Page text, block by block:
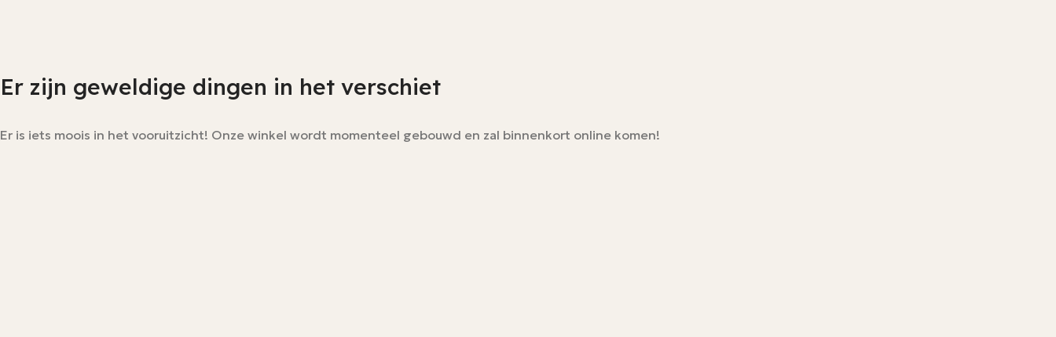
Er zijn geweldige dingen in het verschiet
Er is iets moois in het vooruitzicht! Onze winkel wordt momenteel gebouwd en zal binnenkort online komen!